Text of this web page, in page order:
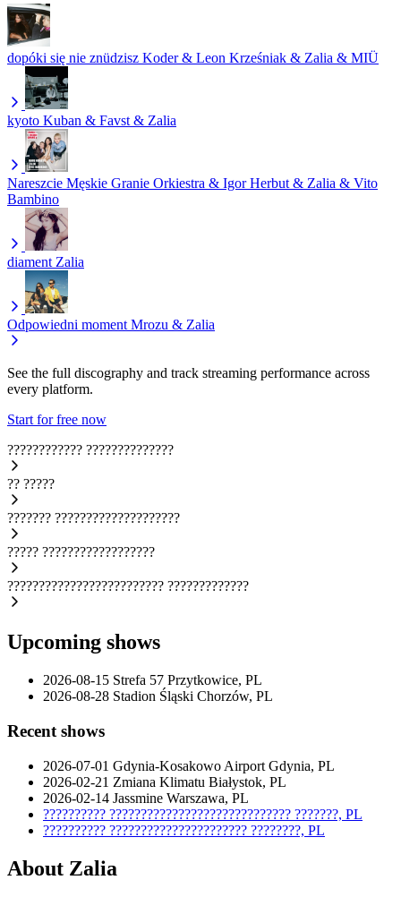
dopóki się nie znüdzisz Koder & Leon Krześniak & Zalia & MIÜ
kyoto Kuban & Favst & Zalia
Nareszcie Męskie Granie Orkiestra & Igor Herbut & Zalia & Vito
Bambino
diament Zalia
Odpowiedni moment Mrozu & Zalia
See the full discography and track streaming performance across
every platform.
Start for free now
???????????? ??????????????
?? ?????
??????? ????????????????????
????? ??????????????????
????????????????????????? ?????????????
Upcoming shows
2026-08-15 Strefa 57 Przytkowice, PL
2026-08-28 Stadion Śląski Chorzów, PL
Recent shows
2026-07-01 Gdynia-Kosakowo Airport Gdynia, PL
2026-02-21 Zmiana Klimatu Białystok, PL
2026-02-14 Jassmine Warszawa, PL
?????????? ????????????????????????????? ???????, PL
?????????? ?????????????????????? ????????, PL
About Zalia